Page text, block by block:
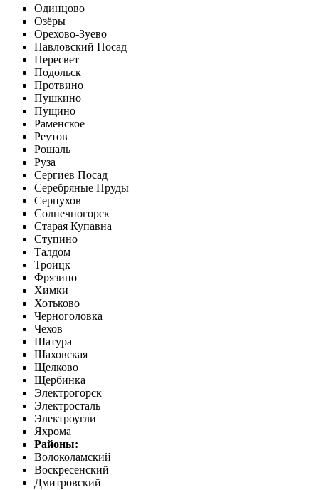
Одинцово
Озёры
Орехово-Зуево
Павловский Посад
Пересвет
Подольск
Протвино
Пушкино
Пущино
Раменское
Реутов
Рошаль
Руза
Сергиев Посад
Серебряные Пруды
Серпухов
Солнечногорск
Старая Купавна
Ступино
Талдом
Троицк
Фрязино
Химки
Хотьково
Черноголовка
Чехов
Шатура
Шаховская
Щелково
Щербинка
Электрогорск
Электросталь
Электроугли
Яхрома
Районы:
Волоколамский
Воскресенский
Дмитровский